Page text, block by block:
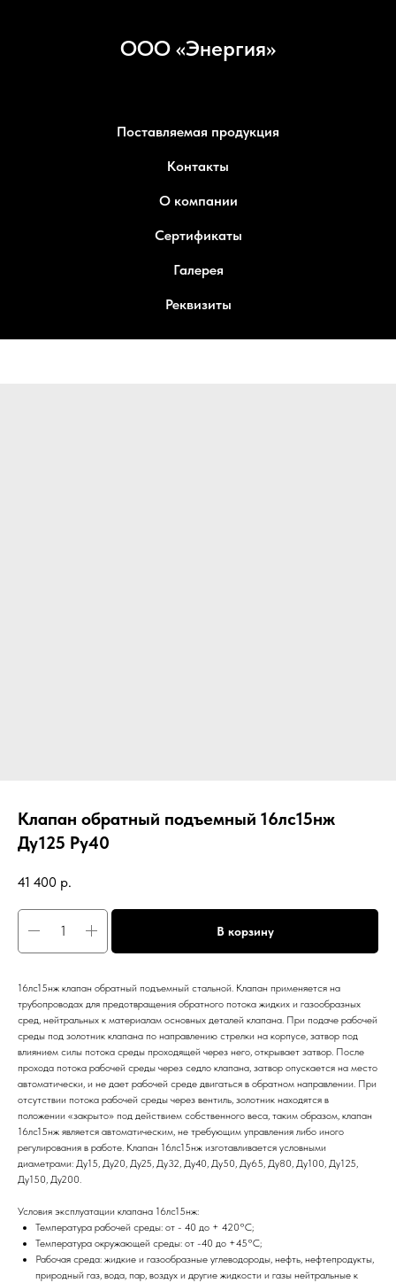
ООО «Энергия»
Поставляемая продукция
Контакты
О компании
Сертификаты
Галерея
Реквизиты
Клапан обратный подъемный 16лс15нж
Ду125 Ру40
41 400 р.
В корзину
16лс15нж клапан обратный подъемный стальной. Клапан применяется на
трубопроводах для предотвращения обратного потока жидких и газообразных
сред, нейтральных к материалам основных деталей клапана. При подаче рабочей
среды под золотник клапана по направлению стрелки на корпусе, затвор под
влиянием силы потока среды проходящей через него, открывает затвор. После
прохода потока рабочей среды через седло клапана, затвор опускается на место
автоматически, и не дает рабочей среде двигаться в обратном направлении. При
отсутствии потока рабочей среды через вентиль, золотник находятся в
положении «закрыто» под действием собственного веса, таким образом, клапан
16лс15нж является автоматическим, не требующим управления либо иного
регулирования в работе. Клапан 16лс15нж изготавливается условными
диаметрами: Ду15, Ду20, Ду25, Ду32, Ду40, Ду50, Ду65, Ду80, Ду100, Ду125,
Ду150, Ду200.
Условия эксплуатации клапана 16лс15нж:
Температура рабочей среды: от - 40 до + 420°С;
Температура окружающей среды: от -40 до +45°С;
Рабочая среда: жидкие и газообразные углеводороды, нефть, нефтепродукты,
природный газ, вода, пар, воздух и другие жидкости и газы нейтральные к